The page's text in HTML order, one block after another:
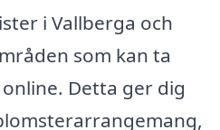
i Vallberga och
som kan ta
Detta ger dig